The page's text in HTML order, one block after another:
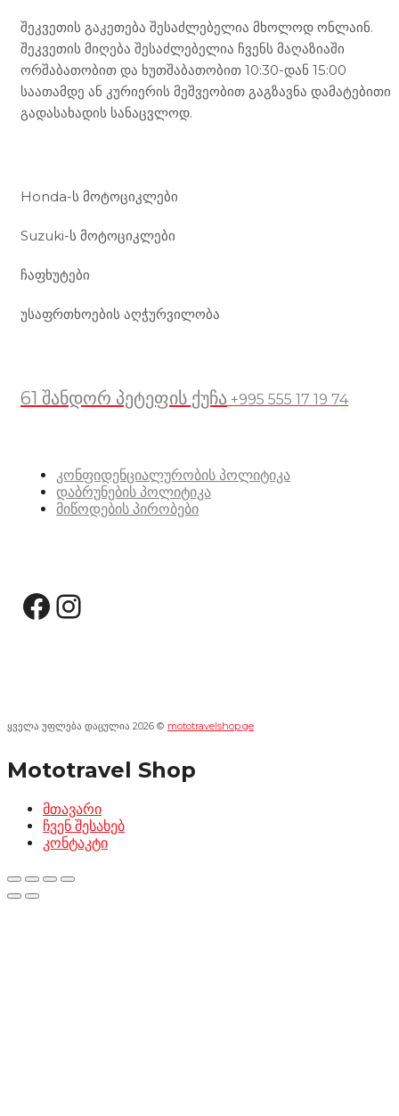
შეკვეთის გაკეთება შესაძლებელია მხოლოდ ონლაინ.
შეკვეთის მიღება შესაძლებელია ჩვენს მაღაზიაში
ორშაბათობით და ხუთშაბათობით 10:30-დან 15:00
საათამდე ან კურიერის მეშვეობით გაგზავნა დამატებითი
გადასახადის სანაცვლოდ.
Honda-ს მოტოციკლები
Suzuki-ს მოტოციკლები
ჩაფხუტები
უსაფრთხოების აღჭურვილობა
61 შანდორ პეტეფის ქუჩა +995 555 17 19 74
კონფიდენციალურობის პოლიტიკა
დაბრუნების პოლიტიკა
მიწოდების პირობები
Facebook
Instagram
ყველა უფლება დაცულია 2026 © mototravelshop.ge
Mototravel Shop
მთავარი
ჩვენ შესახებ
კონტაკტი